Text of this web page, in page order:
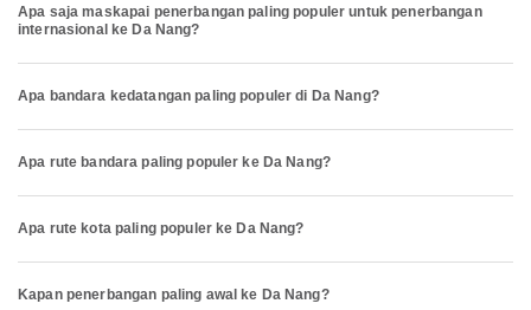
Apa saja maskapai penerbangan paling populer untuk penerbangan
internasional ke Da Nang?
Apa bandara kedatangan paling populer di Da Nang?
Apa rute bandara paling populer ke Da Nang?
Apa rute kota paling populer ke Da Nang?
Kapan penerbangan paling awal ke Da Nang?